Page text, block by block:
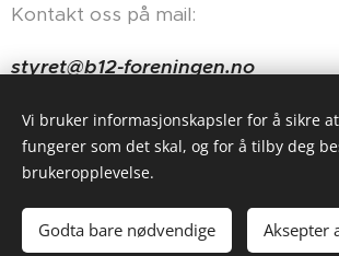
Kontakt oss på mail:
styret@b12-foreningen.no
Haugerudveien 84, 0674 Oslo
Vi bruker informasjonskapsler for å sikre
fungerer som det skal, og for å tilby deg
brukeropplevelse.
Godta bare nødvendige Aksepter